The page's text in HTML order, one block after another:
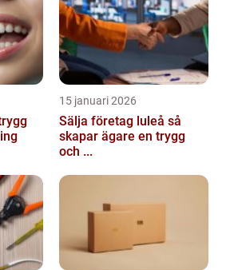
15 januari 2026
Sälja företag luleå så
skapar ägare en trygg
och ...